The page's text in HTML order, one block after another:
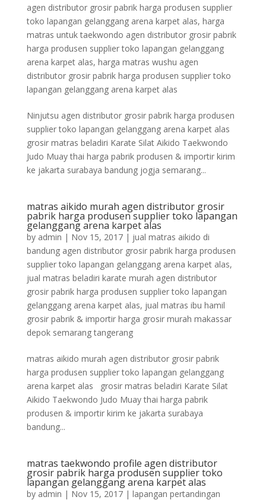
agen distributor grosir pabrik harga produsen supplier
toko lapangan gelanggang arena karpet alas, harga
matras untuk taekwondo agen distributor grosir pabrik
harga produsen supplier toko lapangan gelanggang
arena karpet alas, harga matras wushu agen
distributor grosir pabrik harga produsen supplier toko
lapangan gelanggang arena karpet alas
Ninjutsu agen distributor grosir pabrik harga produsen
supplier toko lapangan gelanggang arena karpet alas
grosir matras beladiri Karate Silat Aikido Taekwondo
Judo Muay thai harga pabrik produsen & importir kirim
ke jakarta surabaya bandung jogja semarang...
matras aikido murah agen distributor grosir
pabrik harga produsen supplier toko lapangan
gelanggang arena karpet alas
by admin | Nov 15, 2017| jual matras aikido di
bandung agen distributor grosir pabrik harga produsen
supplier toko lapangan gelanggang arena karpet alas,
jual matras beladiri karate murah agen distributor
grosir pabrik harga produsen supplier toko lapangan
gelanggang arena karpet alas, jual matras ibu hamil
grosir pabrik & importir harga grosir murah makassar
depok semarang tangerang
matras aikido murah agen distributor grosir pabrik
harga produsen supplier toko lapangan gelanggang
arena karpet alas grosir matras beladiri Karate Silat
Aikido Taekwondo Judo Muay thai harga pabrik
produsen & importir kirim ke jakarta surabaya
bandung...
matras taekwondo profile agen distributor
grosir pabrik harga produsen supplier toko
lapangan gelanggang arena karpet alas
by admin | Nov 15, 2017| lapangan pertandingan